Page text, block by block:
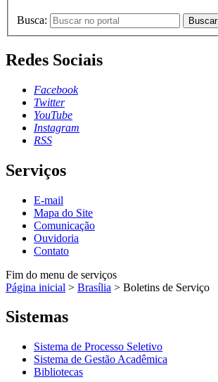
Busca: Buscar
Redes Sociais
Facebook
Twitter
YouTube
Instagram
RSS
Serviços
E-mail
Mapa do Site
Comunicação
Ouvidoria
Contato
Fim do menu de serviços
Página inicial > Brasília > Boletins de Serviço
Sistemas
Sistema de Processo Seletivo
Sistema de Gestão Acadêmica
Bibliotecas